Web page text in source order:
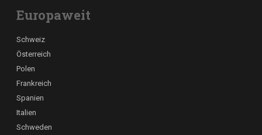
Europaweit
Schweiz
Österreich
Polen
Frankreich
Spanien
Italien
Schweden